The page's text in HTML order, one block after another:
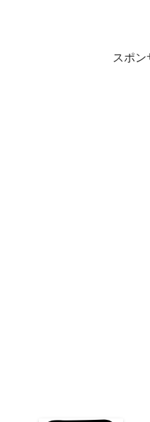
スポン